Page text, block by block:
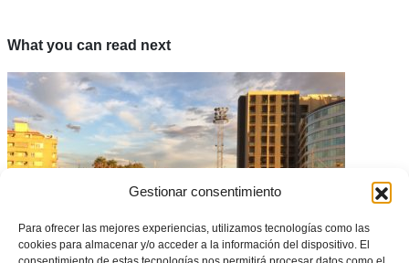
Gestionar consentimiento
Para ofrecer las mejores experiencias, utilizamos tecnologías como las
cookies para almacenar y/o acceder a la información del dispositivo. El
What you can read next